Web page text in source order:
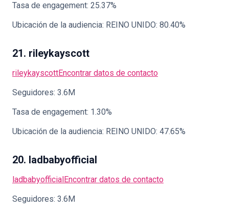
Tasa de engagement: 25.37%
Ubicación de la audiencia: REINO UNIDO: 80.40%
21. rileykayscott
rileykayscottEncontrar datos de contacto
Seguidores: 3.6M
Tasa de engagement: 1.30%
Ubicación de la audiencia: REINO UNIDO: 47.65%
20. ladbabyofficial
ladbabyofficialEncontrar datos de contacto
Seguidores: 3.6M